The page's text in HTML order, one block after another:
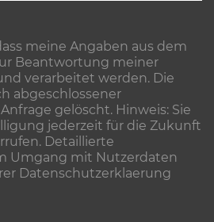
meine Angaben aus dem
Beantwortung meiner
verarbeitet werden. Die
abgeschlossener
gelöscht. Hinweis: Sie
jederzeit für die Zukunft
Detaillierte
Umgang mit Nutzerdaten
Datenschutzerklaerung